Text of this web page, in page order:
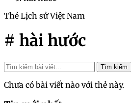
Thẻ Lịch sử Việt Nam
# hài hước
Tìm kiếm
Chưa có bài viết nào với thẻ này.